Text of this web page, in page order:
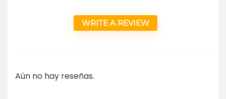
WRITE A REVIEW
Aún no hay reseñas.